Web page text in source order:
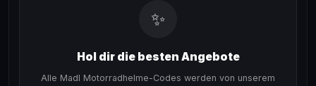
✨
Hol dir die besten Angebote
Alle Madl Motorradhelme-Codes werden von unserem